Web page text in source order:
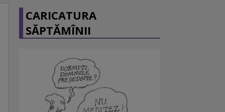
CARICATURA
SĂPTĂMÎNII